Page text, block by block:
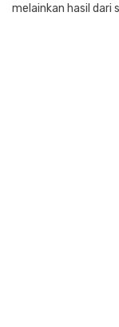
melainkan hasil dari